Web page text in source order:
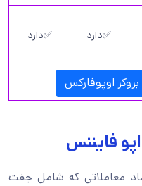
✅دارد ✅دارد
اوپوفارکس
فایننس
گفتیم بیش از 300 نماد معاملاتی که شامل جفت